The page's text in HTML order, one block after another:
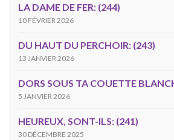
LA DAME DE FER: (244)
10 FÉVRIER 2026
DU HAUT DU PERCHOIR: (243)
13 JANVIER 2026
DORS SOUS TA COUETTE
5 JANVIER 2026
HEUREUX, SONT-ILS: (241)
30 DÉCEMBRE 2025